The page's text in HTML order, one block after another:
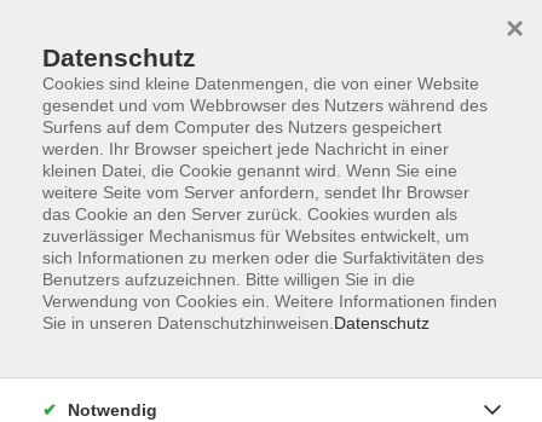
Skip to main content
Der Kurs konnte nicht gefunden werden.
Impressum
Datenschutz
Cookies sind kleine Datenmengen, die von einer Website
gesendet und vom Webbrowser des Nutzers während des
Surfens auf dem Computer des Nutzers gespeichert
werden. Ihr Browser speichert jede Nachricht in einer
kleinen Datei, die Cookie genannt wird. Wenn Sie eine
weitere Seite vom Server anfordern, sendet Ihr Browser
das Cookie an den Server zurück. Cookies wurden als
zuverlässiger Mechanismus für Websites entwickelt, um
sich Informationen zu merken oder die Surfaktivitäten des
Benutzers aufzuzeichnen. Bitte willigen Sie in die
Verwendung von Cookies ein. Weitere Informationen finden
Sie in unseren Datenschutzhinweisen. Datenschutz
×
Notwendig